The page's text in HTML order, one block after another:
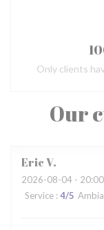
Our
EricV
2026-08-04 -
Service : 4/5
Only clients